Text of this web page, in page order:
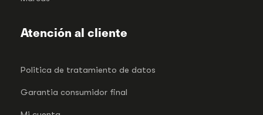
Atención al cliente
Politica de tratamiento de datos
Garantia consumidor final